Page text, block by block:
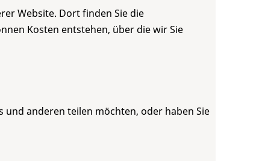
Website. Dort finden Sie die
Kosten entstehen, über die wir Sie
anderen teilen möchten, oder haben Sie